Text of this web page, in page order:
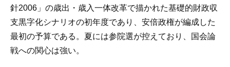
針2006」の歳出・歳入一体改革で描かれた基礎的財政収
支黒字化シナリオの初年度であり、安倍政権が編成した
最初の予算である。夏には参院選が控えており、国会論
戦への関心は強い。